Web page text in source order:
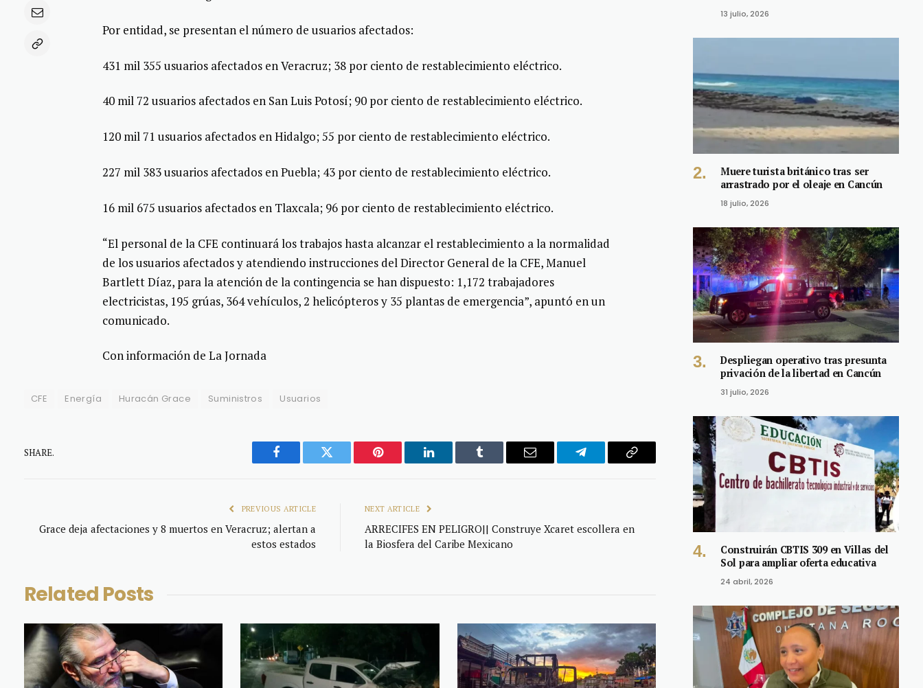
Por entidad, se presentan el número de usuarios afectados:
431 mil 355 usuarios afectados en Veracruz; 38 por ciento de restablecimiento eléctrico.
40 mil 72 usuarios afectados en San Luis Potosí; 90 por ciento de restablecimiento eléctrico.
120 mil 71 usuarios afectados en Hidalgo; 55 por ciento de restablecimiento eléctrico.
227 mil 383 usuarios afectados en Puebla; 43 por ciento de restablecimiento eléctrico.
16 mil 675 usuarios afectados en Tlaxcala; 96 por ciento de restablecimiento eléctrico.
“El personal de la CFE continuará los trabajos hasta alcanzar el restablecimiento a la normalidad
de los usuarios afectados y atendiendo instrucciones del Director General de la CFE, Manuel
Bartlett Díaz, para la atención de la contingencia se han dispuesto: 1,172 trabajadores
electricistas, 195 grúas, 364 vehículos, 2 helicópteros y 35 plantas de emergencia”, apuntó en un
comunicado.
Con información de La Jornada
CFE Energía Huracán Grace Suministros Usuarios
SHARE.
Facebook Twitter Pinterest LinkedIn Tumblr Email Telegram Copy
PREVIOUS ARTICLE
Grace deja afectaciones y 8 muertos en Veracruz; alertan a
estos estados
NEXT ARTICLE
ARRECIFES EN PELIGRO|| Construye Xcaret escollera en
la Biosfera del Caribe Mexicano
Related Posts
13 julio, 2026
Muere turista británico tras ser
arrastrado por el oleaje en Cancún
18 julio, 2026
Despliegan operativo tras presunta
privación de la libertad en Cancún
31 julio, 2026
Construirán CBTIS 309 en Villas del
Sol para ampliar oferta educativa
24 abril, 2026